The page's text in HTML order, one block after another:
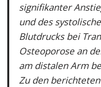
signifikanter
und des
Blutdrucks bei
Osteoporose an
am distalen Arm
Zu den